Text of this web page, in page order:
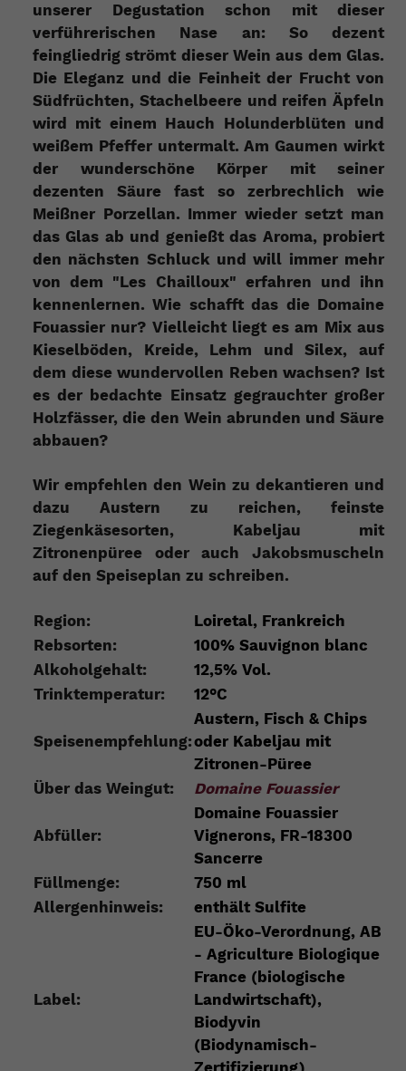
unserer Degustation schon mit dieser
verführerischen Nase an: So dezent
feingliedrig strömt dieser Wein aus dem Glas.
Die Eleganz und die Feinheit der Frucht von
Südfrüchten, Stachelbeere und reifen Äpfeln
wird mit einem Hauch Holunderblüten und
weißem Pfeffer untermalt. Am Gaumen wirkt
der wunderschöne Körper mit seiner
dezenten Säure fast so zerbrechlich wie
Meißner Porzellan. Immer wieder setzt man
das Glas ab und genießt das Aroma, probiert
den nächsten Schluck und will immer mehr
von dem "Les Chailloux" erfahren und ihn
kennenlernen. Wie schafft das die Domaine
Fouassier nur? Vielleicht liegt es am Mix aus
Kieselböden, Kreide, Lehm und Silex, auf
dem diese wundervollen Reben wachsen? Ist
es der bedachte Einsatz gegrauchter großer
Holzfässer, die den Wein abrunden und Säure
abbauen?
Wir empfehlen den Wein zu dekantieren und
dazu Austern zu reichen, feinste
Ziegenkäsesorten, Kabeljau mit
Zitronenpüree oder auch Jakobsmuscheln
auf den Speiseplan zu schreiben.
Region:
Loiretal, Frankreich
Rebsorten:
100% Sauvignon blanc
Alkoholgehalt:
12,5% Vol.
Trinktemperatur:
12°C
Speisenempfehlung:
Austern, Fisch & Chips
oder Kabeljau mit
Zitronen-Püree
Über das Weingut:
Domaine Fouassier
Abfüller:
Domaine Fouassier
Vignerons, FR-18300
Sancerre
Füllmenge:
750 ml
Allergenhinweis:
enthält Sulfite
Label:
EU-Öko-Verordnung, AB
- Agriculture Biologique
France (biologische
Landwirtschaft),
Biodyvin
(Biodynamisch-